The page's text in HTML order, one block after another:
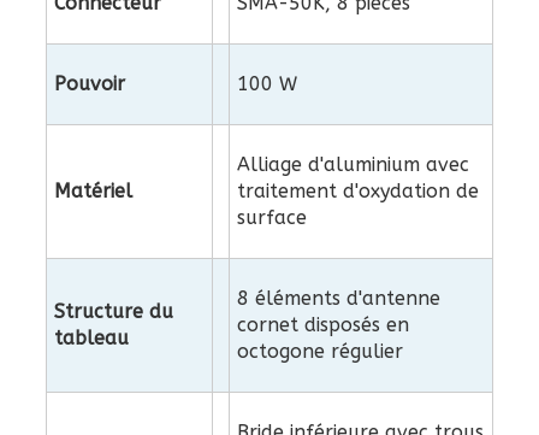
Pouvoir 100 W
Matériel
Alliage d'aluminium avec
traitement d'oxydation de
surface
Structure du
tableau
8 éléments d'antenne
cornet disposés en
octogone régulier